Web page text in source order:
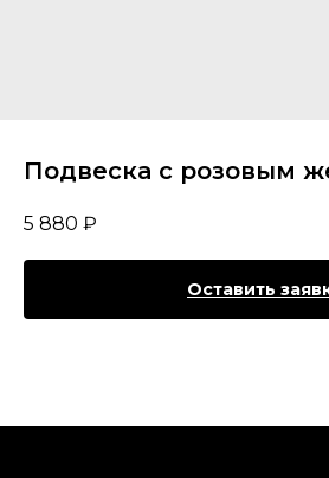
Подвеска с розовым
5 880 ₽
Оставить